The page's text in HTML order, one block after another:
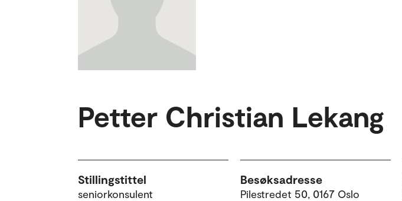
Petter Christian Lekang
Stillingstittel
seniorkonsulent
Besøksadresse
Pilestredet 50, 0167 Oslo